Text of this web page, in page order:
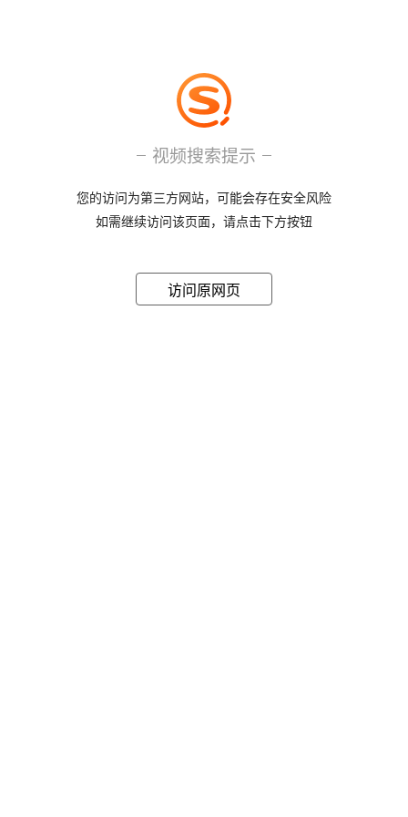
视频搜索提示
您的访问为第三方网站，可能会存在安全风险
如需继续访问该页面，请点击下方按钮
访问原网页